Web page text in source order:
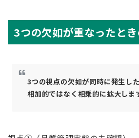
3つの欠如が重なったと
3つの視点の欠如が同時に発生し
相加的ではなく相乗的に拡大しま